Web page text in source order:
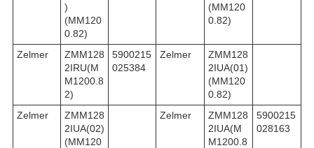
)
(MM120
0.82)
(MM120
0.82)
Zelmer
ZMM128
2IRU(M
M1200.8
2)
5900215
025384
Zelmer
ZMM128
2IUA(01)
(MM120
0.82)
Zelmer
ZMM128
2IUA(02)
(MM120
Zelmer
ZMM128
2IUA(M
M1200.8
5900215
028163